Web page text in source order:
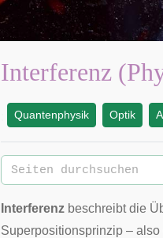
Interferenz
Quantenphysik Optik
Interferenz beschreibt die
Superpositionsprinzip – also